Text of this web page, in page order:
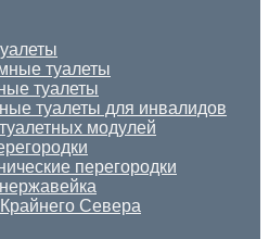
туалеты
туалеты
туалеты для инвалидов
модулей
перегородки
Севера